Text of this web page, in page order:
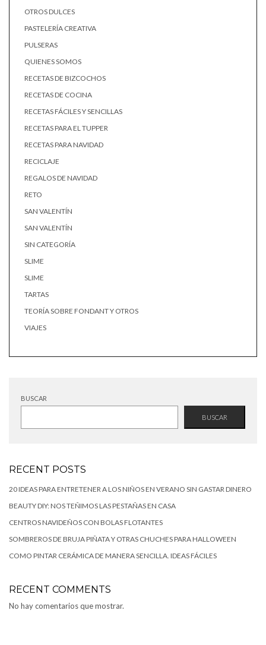
OTROS DULCES
PASTELERÍA CREATIVA
PULSERAS
QUIENES SOMOS
RECETAS DE BIZCOCHOS
RECETAS DE COCINA
RECETAS FÁCILES Y SENCILLAS
RECETAS PARA EL TUPPER
RECETAS PARA NAVIDAD
RECICLAJE
REGALOS DE NAVIDAD
RETO
SAN VALENTÍN
SAN VALENTÍN
SIN CATEGORÍA
SLIME
SLIME
TARTAS
TEORÍA SOBRE FONDANT Y OTROS
VIAJES
BUSCAR
BUSCAR
RECENT POSTS
20 IDEAS PARA ENTRETENER A LOS NIÑOS EN VERANO SIN GASTAR DINERO
BEAUTY DIY: NOS TEÑIMOS LAS PESTAÑAS EN CASA
CENTROS NAVIDEÑOS CON BOLAS FLOTANTES
SOMBREROS DE BRUJA PIÑATA Y OTRAS CHUCHES PARA HALLOWEEN
COMO PINTAR CERÁMICA DE MANERA SENCILLA. IDEAS FÁCILES
RECENT COMMENTS
No hay comentarios que mostrar.